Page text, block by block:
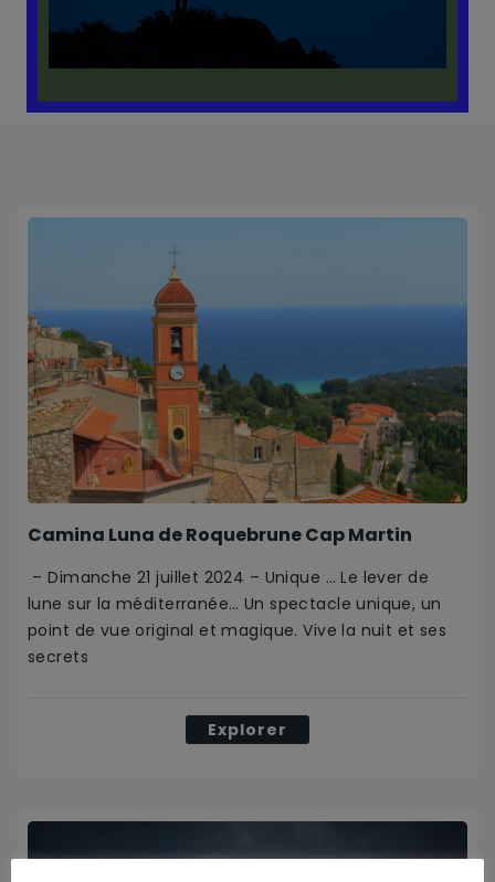
Camina Luna de Roquebrune Cap Martin
– Dimanche 21 juillet 2024 – Unique … Le lever de
lune sur la méditerranée… Un spectacle unique, un
point de vue original et magique. Vive la nuit et ses
secrets
Explorer